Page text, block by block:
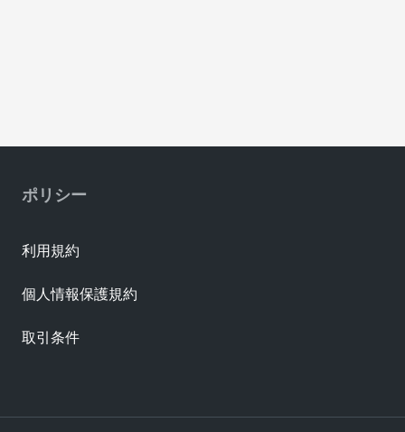
ポリシー
利用規約
個人情報保護規約
取引条件